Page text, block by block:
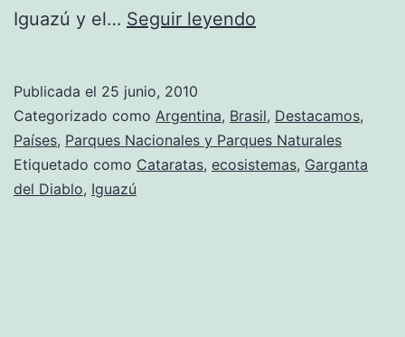
Iguazú y el… Seguir leyendo
del
Iguazú
Publicada el 25 junio, 2010
Categorizado como Argentina, Brasil, Destacamos,
Países, Parques Nacionales y Parques Naturales
Etiquetado como Cataratas, ecosistemas, Garganta
del Diablo, Iguazú